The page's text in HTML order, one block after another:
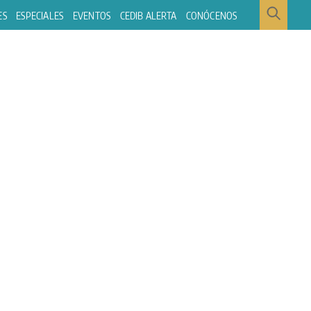
ESPECIALES EVENTOS CEDIB ALERTA CONÓCENOS